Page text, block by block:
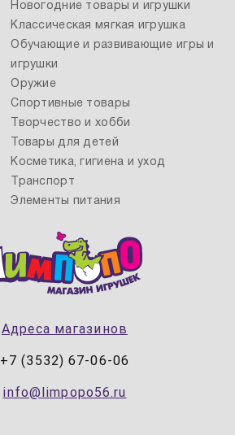
Адреса магазинов
+7 (3532) 67-06-06
info@limpopo56.ru
Новогодние товары и игрушки
Классическая мягкая игрушка
Обучающие и развивающие игры и
игрушки
Оружие
Спортивные товары
Творчество и хобби
Товары для детей
Косметика, гигиена и уход
Транспорт
Элементы питания